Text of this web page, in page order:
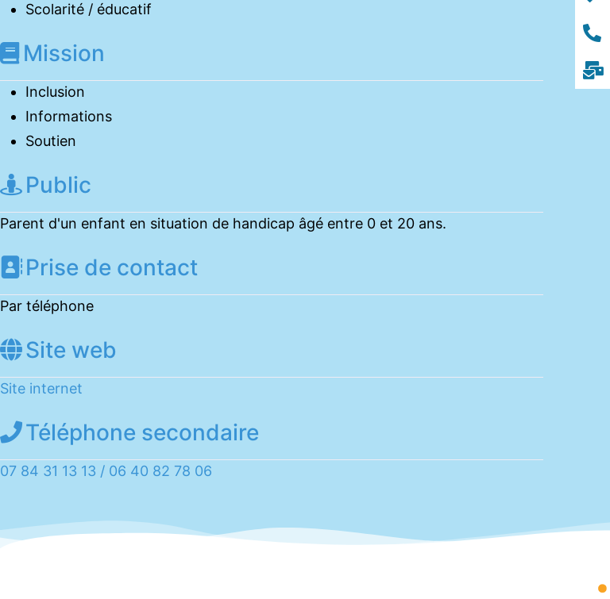
Scolarité / éducatif
Mission
Inclusion
Informations
Soutien
Public
Parent d'un enfant en situation de handicap âgé entre 0 et 20 ans.
Prise de contact
Par téléphone
Site web
Site internet
Téléphone secondaire
07 84 31 13 13 / 06 40 82 78 06